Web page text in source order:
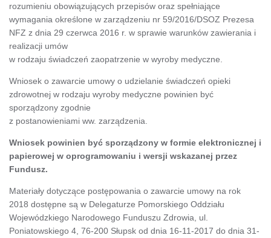
rozumieniu obowiązujących przepisów oraz spełniające
wymagania określone w zarządzeniu nr 59/2016/DSOZ Prezesa
NFZ z dnia 29 czerwca 2016 r. w sprawie warunków zawierania i
realizacji umów
w rodzaju świadczeń zaopatrzenie w wyroby medyczne.
Wniosek o zawarcie umowy o udzielanie świadczeń opieki
zdrowotnej w rodzaju wyroby medyczne powinien być
sporządzony zgodnie
z postanowieniami ww. zarządzenia.
Wniosek powinien być sporządzony w formie elektronicznej i
papierowej w oprogramowaniu i wersji wskazanej przez
Fundusz.
Materiały dotyczące postępowania o zawarcie umowy na rok
2018 dostępne są w Delegaturze Pomorskiego Oddziału
Wojewódzkiego Narodowego Funduszu Zdrowia, ul.
Poniatowskiego 4, 76-200 Słupsk od dnia 16-11-2017 do dnia 31-